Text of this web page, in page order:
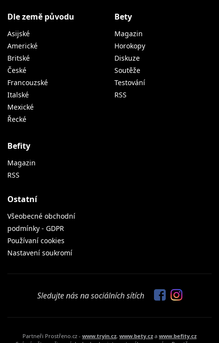
Dle země původu
Asijské
Americké
Britské
České
Francouzské
Italské
Mexické
Řecké
Bety
Magazin
Horokopy
Diskuze
Soutěže
Testování
RSS
Befity
Magazin
RSS
Ostatní
Všeobecné obchodní
podmínky - GDPR
Používaní cookies
Nastavení soukromí
Sledujte nás na sociálních sítích
Partneři Prostřeno.cz - www.tryin.cz, www.bety.cz a www.befity.cz